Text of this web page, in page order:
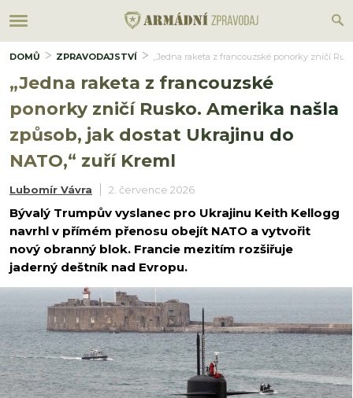
DOMŮ ZPRAVODAJSTVÍ „Jedna raketa z francouzské ponorky zničí
„Jedna raketa z francouzské
ponorky zničí Rusko. Amerika našla
způsob, jak dostat Ukrajinu do
NATO,“ zuří Kreml
Lubomír Vávra 2. července 2026
Bývalý Trumpův vyslanec pro Ukrajinu Keith Kellogg
navrhl v přímém přenosu obejít NATO a vytvořit
nový obranný blok. Francie mezitím rozšiřuje
jaderný deštník nad Evropu.